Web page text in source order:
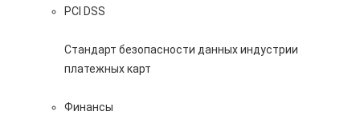
PCI DSS
Стандарт безопасности данных индустрии
платежных карт
Финансы